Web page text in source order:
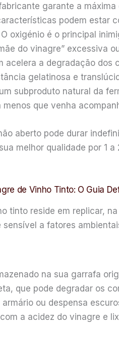
garante a
podem estar
oxigénio é o principal
do vinagre” excessiva
acelera a degradação dos
gelatinosa e
subproduto natural da
que venha
aberto pode durar
melhor qualidade por 1
de Vinho Tinto: O Guia
tinto reside em replicar,
a fatores
na sua garrafa
que pode degradar os
ou despensa
a acidez do vinagre e